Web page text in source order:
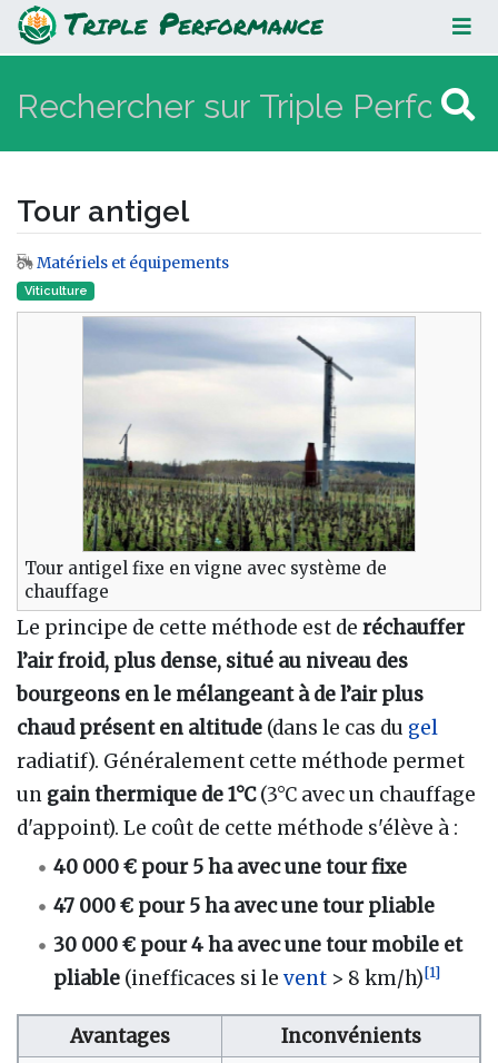
Tour antigel
Tour antigel
Aller à :navigation,rechercher
Matériels et équipements
Viticulture
Tour antigel fixe en vigne avec système de
chauffage
Le principe de cette méthode est de réchauffer
l’air froid, plus dense, situé au niveau des
bourgeons en le mélangeant à de l’air plus
chaud présent en altitude (dans le cas du gel
radiatif). Généralement cette méthode permet
un gain thermique de 1°C(3°C avec un chauffage
d'appoint). Le coût de cette méthode s'élève à :
40 000 € pour 5 ha avec une tour fixe
47 000 € pour 5 ha avec une tour pliable
30 000 € pour 4 ha avec une tour mobile et
pliable (inefficaces si levent > 8 km/h)[1]
Avantages
Inconvénients